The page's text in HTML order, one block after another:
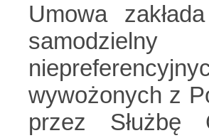
Umowa
samodzielny
wywożonych z
przez Służbę